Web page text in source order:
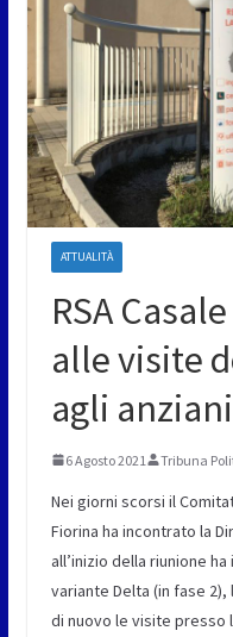
ATTUALITÀ
RSA
alle visite
agli
6 Agosto 2021 Tribuna
Nei giorni scorsi il
Fiorina ha incontrato la
all’inizio della riunione
variante Delta (in fase
di nuovo le visite presso